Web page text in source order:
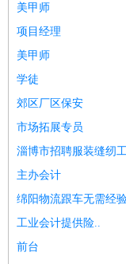
美甲师
项目经理
美甲师
学徒
郊区厂区保安
市场拓展专员
淄博市招聘服装缝纫
主办会计
绵阳物流跟车无需经
工业会计提供险..
前台